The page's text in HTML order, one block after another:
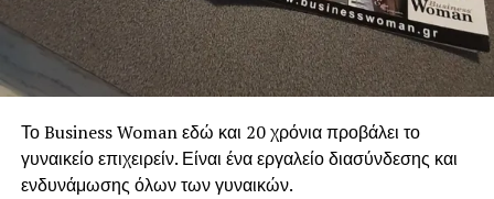
Το Business Woman εδώ και 20 χρόνια προβάλει το
γυναικείο επιχειρείν. Είναι ένα εργαλείο διασύνδεσης και
ενδυνάμωσης όλων των γυναικών.